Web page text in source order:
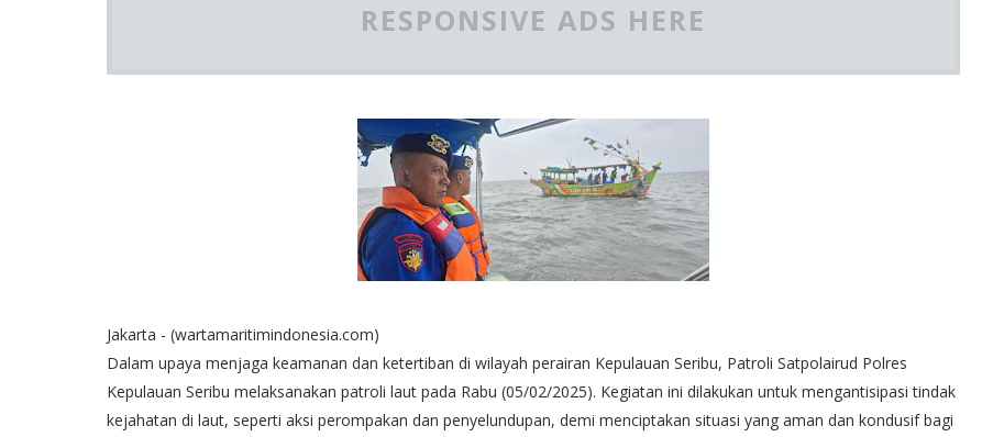
RESPONSIVE ADS HERE
Jakarta - (wartamaritimindonesia.com)
Dalam upaya menjaga keamanan dan ketertiban di wilayah perairan Kepulauan Seribu, Patroli Satpolairud Polres
Kepulauan Seribu melaksanakan patroli laut pada Rabu (05/02/2025). Kegiatan ini dilakukan untuk mengantisipasi tindak
kejahatan di laut, seperti aksi perompakan dan penyelundupan, demi menciptakan situasi yang aman dan kondusif bagi